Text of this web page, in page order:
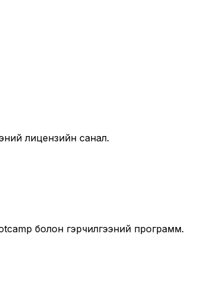
лицензийн санал.
болон гэрчилгээний программ.